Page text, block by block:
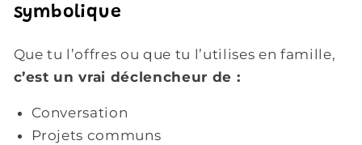
symbolique
Que tu l’offres ou que tu l’utilises en famille,
c’est un vrai déclencheur de :
Conversation
Projets communs